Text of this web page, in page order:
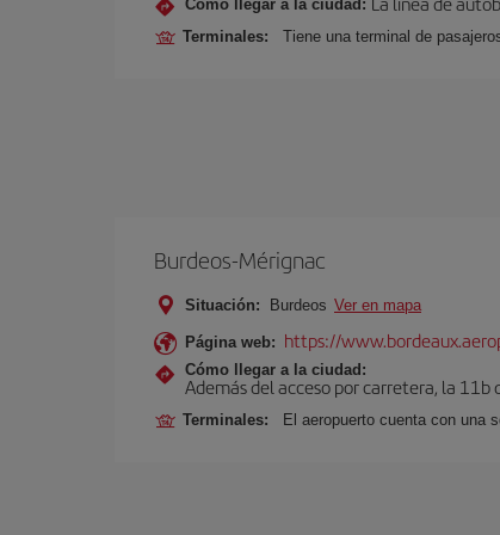
Cómo llegar a la ciudad:
Terminales: Tiene una terminal de
Burdeos-Mérignac
Situación: Burdeos Ver en mapa
Página web: https://
Cómo llegar a la ciudad:
Además del acceso por carretera, la
Terminales: El aeropuerto cuenta con una